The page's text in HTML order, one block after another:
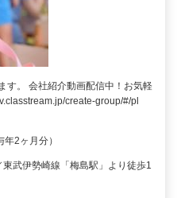
す。 会社紹介動画配信中！お気軽
create-group/#/pl
2ヶ月分）
武伊勢崎線「梅島駅」より徒歩1